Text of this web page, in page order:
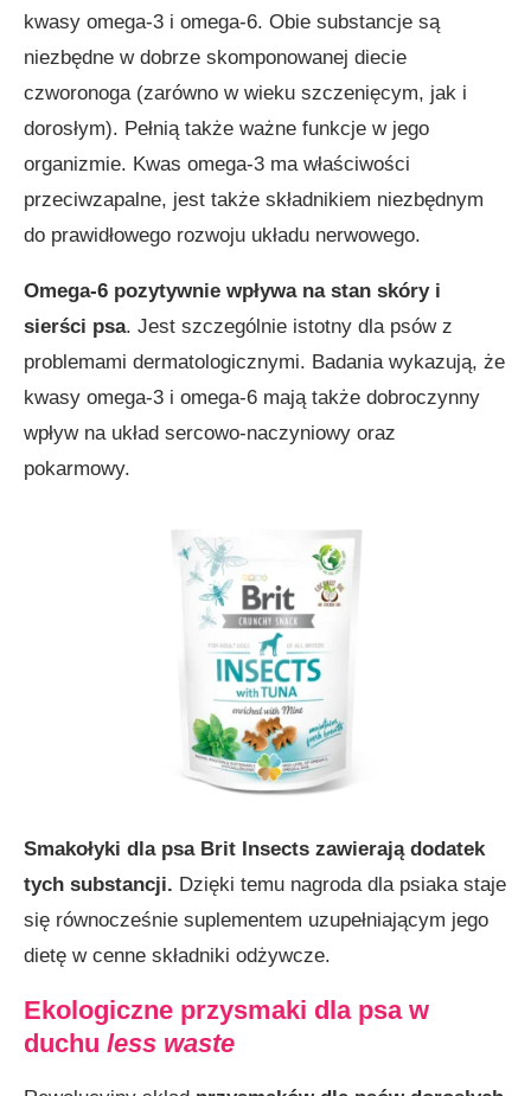
kwasy omega-3 i omega-6. Obie substancje są
niezbędne w dobrze skomponowanej diecie
czworonoga (zarówno w wieku szczenięcym, jak i
dorosłym). Pełnią także ważne funkcje w jego
organizmie. Kwas omega-3 ma właściwości
przeciwzapalne, jest także składnikiem niezbędnym
do prawidłowego rozwoju układu nerwowego.
Omega-6 pozytywnie wpływa na stan skóry i
sierści psa. Jest szczególnie istotny dla psów z
problemami dermatologicznymi. Badania wykazują, że
kwasy omega-3 i omega-6 mają także dobroczynny
wpływ na układ sercowo-naczyniowy oraz
pokarmowy.
Smakołyki dla psa Brit Insects zawierają dodatek
tych substancji. Dzięki temu nagroda dla psiaka staje
się równocześnie suplementem uzupełniającym jego
dietę w cenne składniki odżywcze.
Ekologiczne przysmaki dla psa w
duchu less waste